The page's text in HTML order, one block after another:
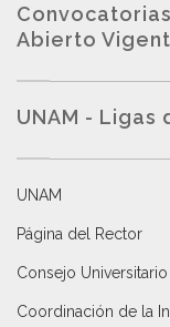
Abierto
UNAM - Ligas
UNAM
Página del Rector
Consejo Universitario
Coordinación de la